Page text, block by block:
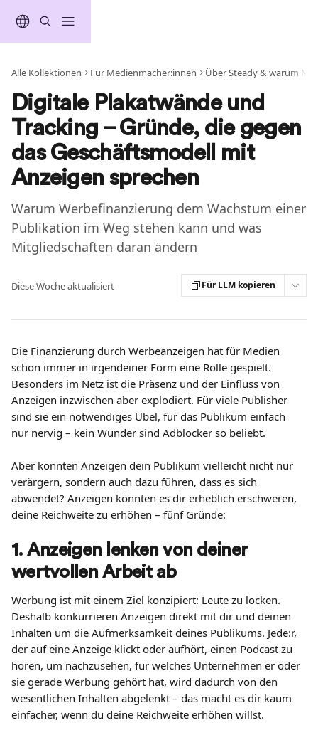
Alle Kollektionen Für Medienmacher:innen Über Steady & warum
Digitale Plakatwände und
Tracking – Gründe, die gegen
das Geschäftsmodell mit
Anzeigen sprechen
Warum Werbefinanzierung dem Wachstum einer
Publikation im Weg stehen kann und was
Mitgliedschaften daran ändern
Diese Woche aktualisiert Für LLM kopieren
Die Finanzierung durch Werbeanzeigen hat für Medien
schon immer in irgendeiner Form eine Rolle gespielt.
Besonders im Netz ist die Präsenz und der Einfluss von
Anzeigen inzwischen aber explodiert. Für viele Publisher
sind sie ein notwendiges Übel, für das Publikum einfach
nur nervig – kein Wunder sind Adblocker so beliebt.
Aber könnten Anzeigen dein Publikum vielleicht nicht nur
verärgern, sondern auch dazu führen, dass es sich
abwendet? Anzeigen könnten es dir erheblich erschweren,
deine Reichweite zu erhöhen – fünf Gründe:
1. Anzeigen lenken von deiner
wertvollen Arbeit ab
Werbung ist mit einem Ziel konzipiert: Leute zu locken.
Deshalb konkurrieren Anzeigen direkt mit dir und deinen
Inhalten um die Aufmerksamkeit deines Publikums. Jede:r,
der auf eine Anzeige klickt oder aufhört, einen Podcast zu
hören, um nachzusehen, für welches Unternehmen er oder
sie gerade Werbung gehört hat, wird dadurch von den
wesentlichen Inhalten abgelenkt – das macht es dir kaum
einfacher, wenn du deine Reichweite erhöhen willst.